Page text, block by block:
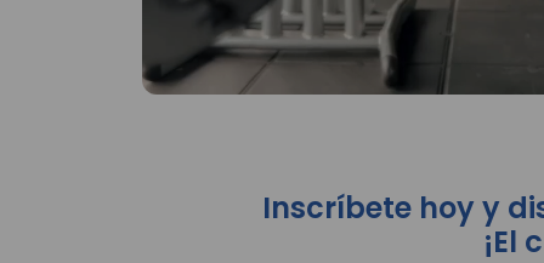
Inscríbete hoy y
¡El